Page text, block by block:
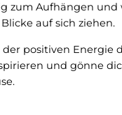
zum Aufhängen und
auf sich ziehen.
der positiven Energie
und gönne